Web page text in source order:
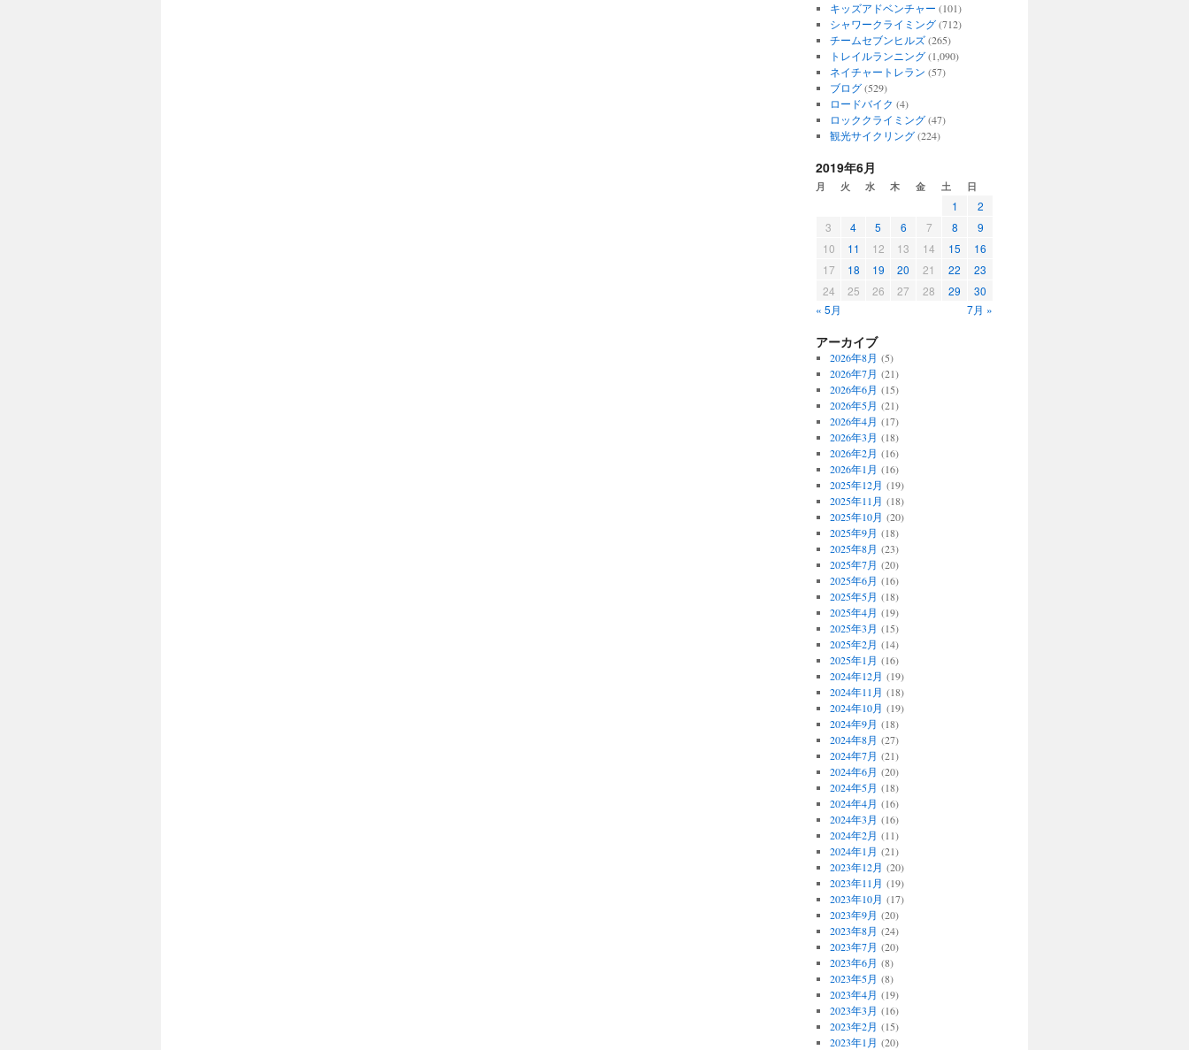
キッズアドベンチャー (101)
シャワークライミング(712)
チームセブンヒルズ(265)
トレイルランニング(1,090)
ネイチャートレラン (57)
ブログ(529)
ロードバイク (4)
ロッククライミング(47)
観光サイクリング(224)
2019年6月
月 火 水 木 金 土 日
1
2
3
4 5 6 7 8
9
10
11 12 13 14 15
16
17
18 19 20 21 22
23
24
25 26 27 28 29
30
« 5月
7月 »
アーカイブ
2026年8月 (5)
2026年7月 (21)
2026年6月 (15)
2026年5月 (21)
2026年4月 (17)
2026年3月 (18)
2026年2月 (16)
2026年1月 (16)
2025年12月 (19)
2025年11月 (18)
2025年10月 (20)
2025年9月 (18)
2025年8月 (23)
2025年7月 (20)
2025年6月 (16)
2025年5月 (18)
2025年4月 (19)
2025年3月 (15)
2025年2月 (14)
2025年1月 (16)
2024年12月 (19)
2024年11月 (18)
2024年10月 (19)
2024年9月 (18)
2024年8月 (27)
2024年7月 (21)
2024年6月 (20)
2024年5月 (18)
2024年4月 (16)
2024年3月 (16)
2024年2月 (11)
2024年1月 (21)
2023年12月 (20)
2023年11月 (19)
2023年10月 (17)
2023年9月 (20)
2023年8月 (24)
2023年7月 (20)
2023年6月 (8)
2023年5月 (8)
2023年4月 (19)
2023年3月 (16)
2023年2月 (15)
2023年1月 (20)